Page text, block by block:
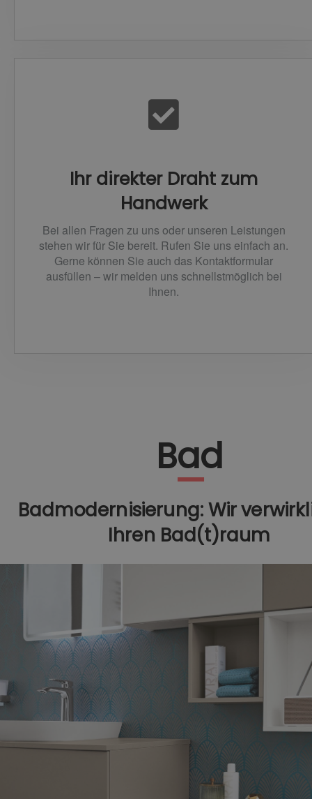
Ihr direkter Draht zum
Handwerk
Bei allen Fragen zu uns oder unseren Leistungen
stehen wir für Sie bereit. Rufen Sie uns einfach an.
Gerne können Sie auch das Kontaktformular
ausfüllen – wir melden uns schnellstmöglich bei
Ihnen.
Bad
Badmodernisierung: Wir
Ihren Bad(t)raum​